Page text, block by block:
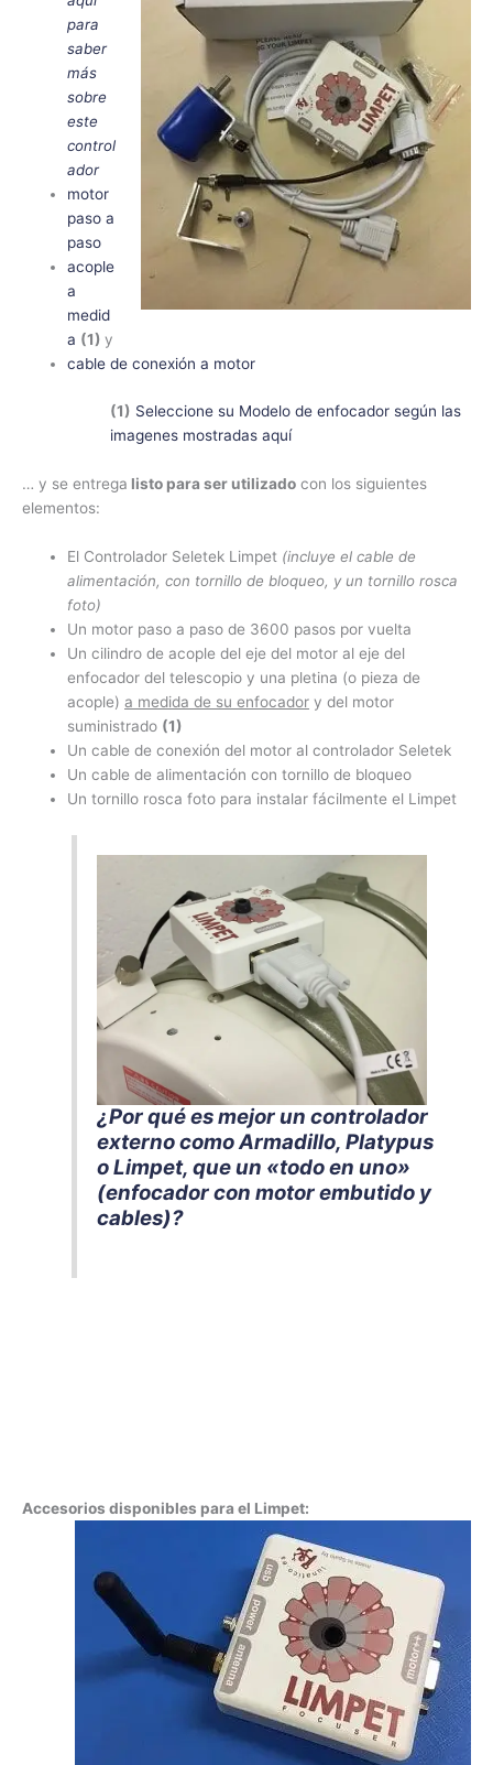
para
saber
más
sobre
este
control
ador
motor
paso a
paso
acople
a
medid
a (1)y
cable de conexión a motor
(1) Seleccione su Modelo de enfocador según las
imagenes mostradas aquí
… y se entrega listo para ser utilizado con los siguientes
elementos:
El Controlador Seletek Limpet (incluye el cable de
alimentación, con tornillo de bloqueo, y un tornillo rosca
foto)
Un motor paso a paso de 3600 pasos por vuelta
Un cilindro de acople del eje del motor al eje del
enfocador del telescopio y una pletina (o pieza de
acople)a medida de su enfocador y del motor
suministrado (1)
Un cable de conexión del motor al controlador Seletek
Un cable de alimentación con tornillo de bloqueo
Un tornillo rosca foto para instalar fácilmente el Limpet
¿Por qué es mejor un controlador
externo como Armadillo, Platypus
o Limpet, que un «todo en uno»
(enfocador con motor embutido y
cables)?
Accesorios disponibles para el Limpet: